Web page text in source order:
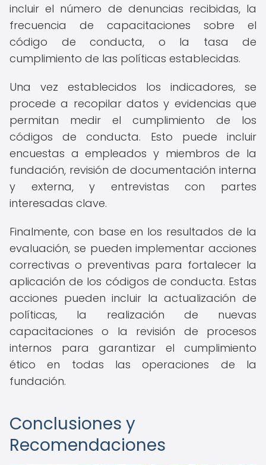
incluir el número de denuncias recibidas, la
frecuencia de capacitaciones sobre el
código de conducta, o la tasa de
cumplimiento de las políticas establecidas.
Una vez establecidos los indicadores, se
procede a recopilar datos y evidencias que
permitan medir el cumplimiento de los
códigos de conducta. Esto puede incluir
encuestas a empleados y miembros de la
fundación, revisión de documentación interna
y externa, y entrevistas con partes
interesadas clave.
Finalmente, con base en los resultados de la
evaluación, se pueden implementar acciones
correctivas o preventivas para fortalecer la
aplicación de los códigos de conducta. Estas
acciones pueden incluir la actualización de
políticas, la realización de nuevas
capacitaciones o la revisión de procesos
internos para garantizar el cumplimiento
ético en todas las operaciones de la
fundación.
Conclusiones y
Recomendaciones